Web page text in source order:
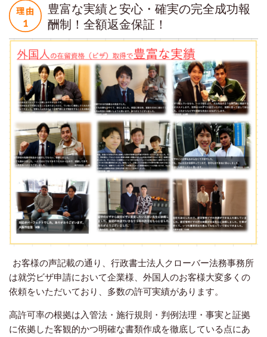
豊富な実績と安心・確実の完全成功報
酬制！全額返金保証！
お客様の声記載の通り、行政書士法人クローバー法務事務所
は就労ビザ申請において企業様、外国人のお客様大変多くの
依頼をいただいており、多数の許可実績があります。
高許可率の根拠は入管法・施行規則・判例法理・事実と証拠
に依拠した客観的かつ明確な書類作成を徹底している点にあ